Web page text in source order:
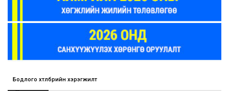
Бодлого хөтөлбөрийн хэрэгжилт